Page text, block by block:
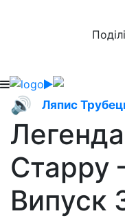
🔊 Ляпис
Старру
Випуск